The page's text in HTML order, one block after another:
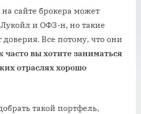
сайте брокера может
Лукойл и ОФЗ-н, но такие
Все потому, что они
часто вы хотите заниматься
отраслях хорошо
такой портфель,